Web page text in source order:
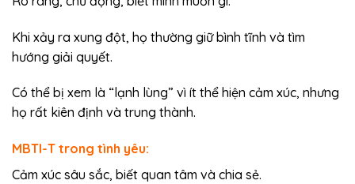
Khi xảy ra xung đột, họ thường giữ bình tĩnh và tìm
hướng giải quyết.
Có thể bị xem là “lạnh lùng” vì ít thể hiện cảm xúc, nhưng
họ rất kiên định và trung thành.
MBTI-T trong tình yêu:
Cảm xúc sâu sắc, biết quan tâm và chia sẻ.